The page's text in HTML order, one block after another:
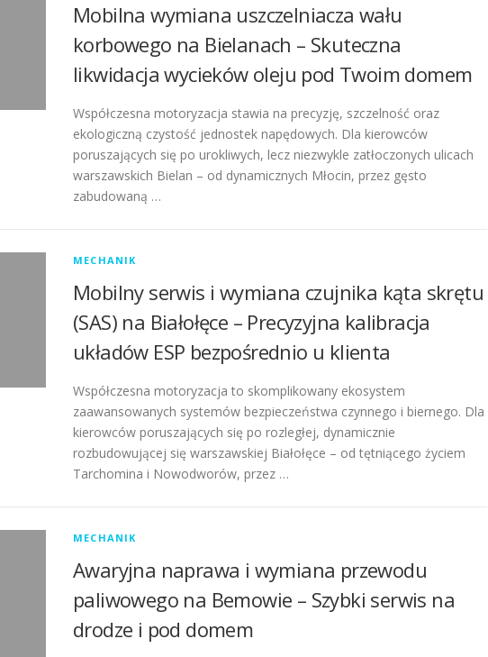
Mobilna wymiana uszczelniacza wału
korbowego na Bielanach – Skuteczna
likwidacja wycieków oleju pod Twoim domem
Współczesna motoryzacja stawia na precyzję, szczelność oraz
ekologiczną czystość jednostek napędowych. Dla kierowców
poruszających się po urokliwych, lecz niezwykle zatłoczonych ulicach
warszawskich Bielan – od dynamicznych Młocin, przez gęsto
zabudowaną …
MECHANIK
Mobilny serwis i wymiana czujnika kąta skrętu
(SAS) na Białołęce – Precyzyjna kalibracja
układów ESP bezpośrednio u klienta
Współczesna motoryzacja to skomplikowany ekosystem
zaawansowanych systemów bezpieczeństwa czynnego i biernego. Dla
kierowców poruszających się po rozległej, dynamicznie
rozbudowującej się warszawskiej Białołęce – od tętniącego życiem
Tarchomina i Nowodworów, przez …
MECHANIK
Awaryjna naprawa i wymiana przewodu
paliwowego na Bemowie – Szybki serwis na
drodze i pod domem